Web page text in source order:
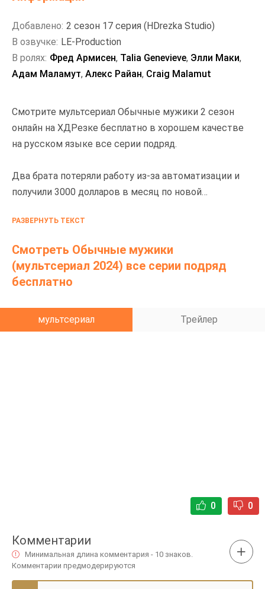
Смотрите мультсериал Обычные мужики 2 сезон
онлайн на ХДРезке бесплатно в хорошем качестве
на русском языке все серии подряд.
Два брата потеряли работу из-за автоматизации и
получили 3000 долларов в месяц по новой
использовать свободное время и свободные деньги,
РАЗВЕРНУТЬ ТЕКСТ
Смотреть Обычные мужики
(мультсериал 2024) все серии подряд
бесплатно
мультсериал Трейлер
0 0
Комментарии
Минимальная длина комментария - 10 знаков.
Комментарии предмодерируются
Добавлено: 2 сезон 17 серия (HDrezka Studio)
В озвучке: LE-Production
В ролях: Фред Армисен, Talia Genevieve, Элли Маки,
Адам Маламут, Алекс Райан, Craig Malamut